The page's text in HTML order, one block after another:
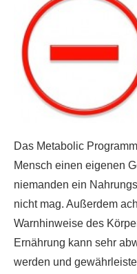
Das Metabolic
Mensch einen eigenen
niemanden ein
nicht mag. Außerdem
Warnhinweise des
Ernährung kann sehr
werden und